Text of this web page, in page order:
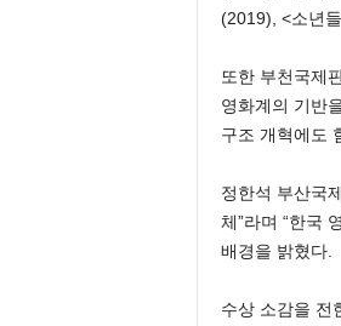
(2019), <소년
또한 부천국제
영화계의 기반
구조 개혁에도
정한석 부산국
체”라며 “한국
배경을 밝혔다.
수상 소감을 전